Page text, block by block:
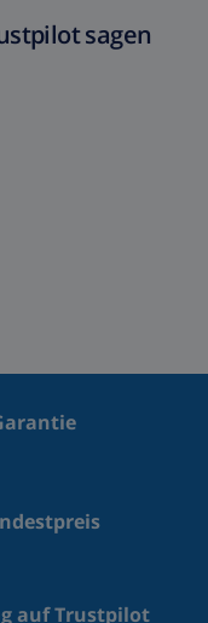
sagen
auf Trustpilot